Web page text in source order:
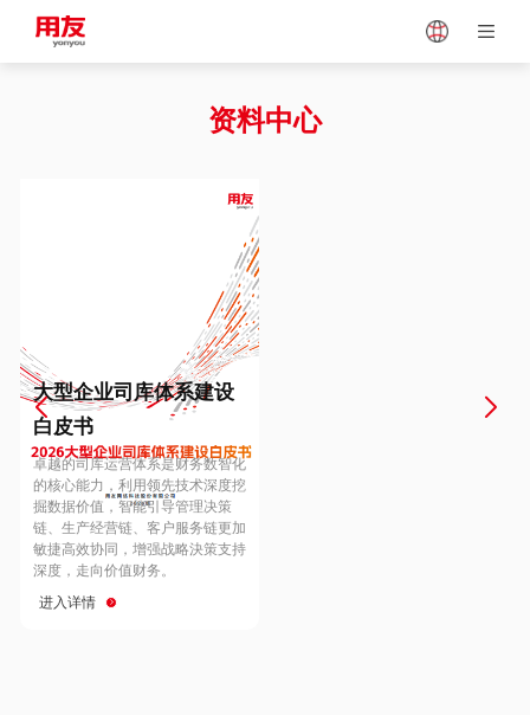
Vietnam
Europe
Hungary
Hong Kong
资料中心
大型企业司库体系建设
白皮书
卓越的司库运营体系是财务数智化
的核心能力，利用领先技术深度挖
掘数据价值，智能引导管理决策
链、生产经营链、客户服务链更加
敏捷高效协同，增强战略決策支持
深度，走向价值财务。
进入详情